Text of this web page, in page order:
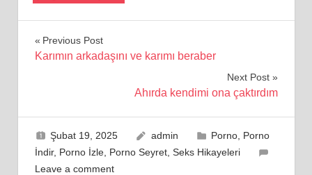
Yazı
Previous Post
Karımın arkadaşını ve karımı beraber
Next Post
Ahırda kendimi ona çaktırdım
Şubat 19, 2025 admin Porno Porno
İndir, Porno İzle, Porno Seyret, Seks Hikayeleri
Leave a comment